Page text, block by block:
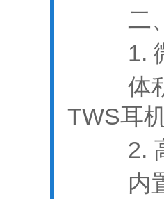
二
1.
体积
TWS耳
2. 高
内置